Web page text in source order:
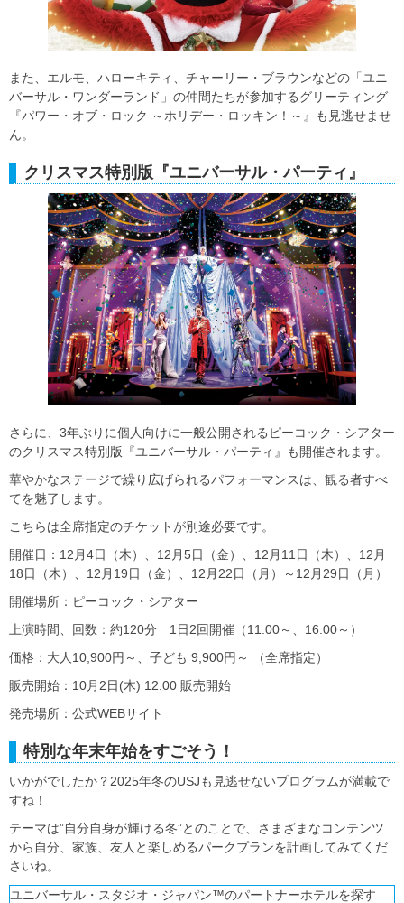
また、エルモ、ハローキティ、チャーリー・ブラウンなどの「ユニ
バーサル・ワンダーランド」の仲間たちが参加するグリーティング
『パワー・オブ・ロック ～ホリデー・ロッキン！～』も見逃せませ
ん。
クリスマス特別版『ユニバーサル・パーティ』
さらに、3年ぶりに個人向けに一般公開されるピーコック・シアター
のクリスマス特別版『ユニバーサル・パーティ』も開催されます。
華やかなステージで繰り広げられるパフォーマンスは、観る者すべ
てを魅了します。
こちらは全席指定のチケットが別途必要です。
開催日：12月4日（木）、12月5日（金）、12月11日（木）、12月
18日（木）、12月19日（金）、12月22日（月）～12月29日（月）
開催場所：ピーコック・シアター
上演時間、回数：約120分 1日2回開催（11:00～、16:00～）
価格：大人10,900円～、子ども 9,900円～ （全席指定）
販売開始：10月2日(木) 12:00 販売開始
発売場所：公式WEBサイト
特別な年末年始をすごそう！
いかがでしたか？2025年冬のUSJも見逃せないプログラムが満載で
すね！
テーマは”自分自身が輝ける冬”とのことで、さまざまなコンテンツ
から自分、家族、友人と楽しめるパークプランを計画してみてくだ
さいね。
ユニバーサル・スタジオ・ジャパン™のパートナーホテルを探す